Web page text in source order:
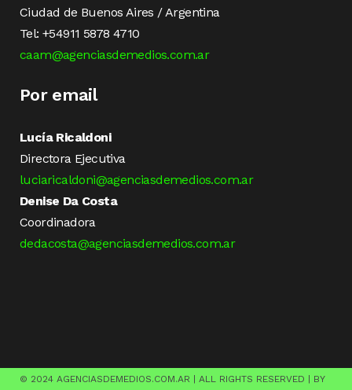
Ciudad de Buenos Aires / Argentina
Tel: +54911 5878 4710
caam@agenciasdemedios.com.ar
Por email
Lucía Ricaldoni
Directora Ejecutiva
luciaricaldoni@agenciasdemedios.com.ar
Denise Da Costa
Coordinadora
dedacosta@agenciasdemedios.com.ar
© 2024 AGENCIASDEMEDIOS.COM.AR | ALL RIGHTS RESERVED | BY